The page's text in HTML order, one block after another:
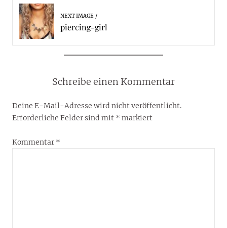
NEXT IMAGE
piercing-girl
Schreibe einen Kommentar
Deine E-Mail-Adresse wird nicht veröffentlicht.
Erforderliche Felder sind mit * markiert
Kommentar *